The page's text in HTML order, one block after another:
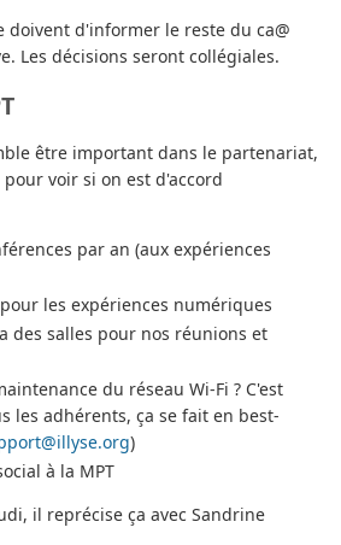
doivent d'informer le reste du ca@
Les décisions seront collégiales.
être important dans le partenariat,
voir si on est d'accord
par an (aux expériences
les expériences numériques
des salles pour nos réunions et
du réseau Wi-Fi ? C'est
les adhérents, ça se fait en best-
)
à la MPT
il reprécise ça avec Sandrine